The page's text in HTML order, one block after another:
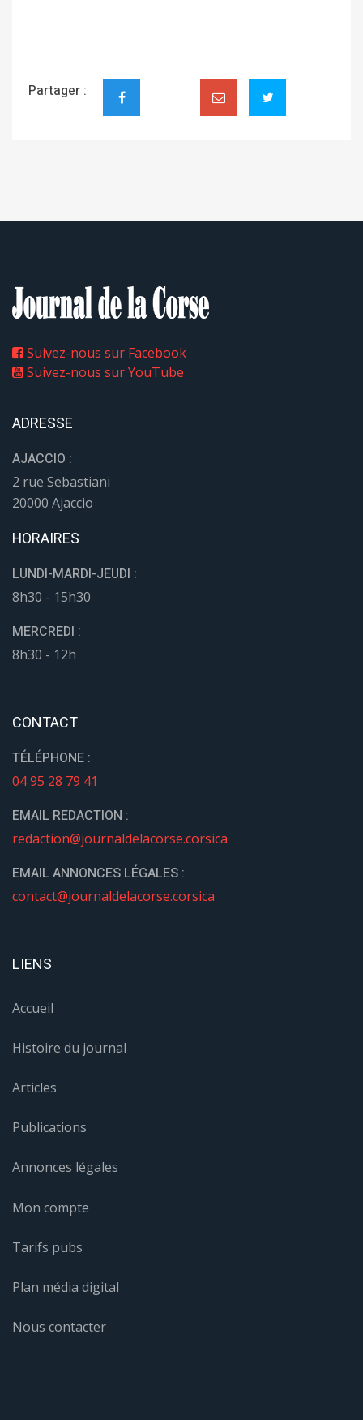
Partager :
Suivez-nous sur Facebook
Suivez-nous sur YouTube
ADRESSE
AJACCIO :
2 rue Sebastiani
20000 Ajaccio
HORAIRES
LUNDI-MARDI-JEUDI :
8h30 - 15h30
MERCREDI :
8h30 - 12h
CONTACT
TÉLÉPHONE :
04 95 28 79 41
EMAIL REDACTION :
redaction@journaldelacorse.corsica
EMAIL ANNONCES LÉGALES :
contact@journaldelacorse.corsica
LIENS
Accueil
Histoire du journal
Articles
Publications
Annonces légales
Mon compte
Tarifs pubs
Plan média digital
Nous contacter